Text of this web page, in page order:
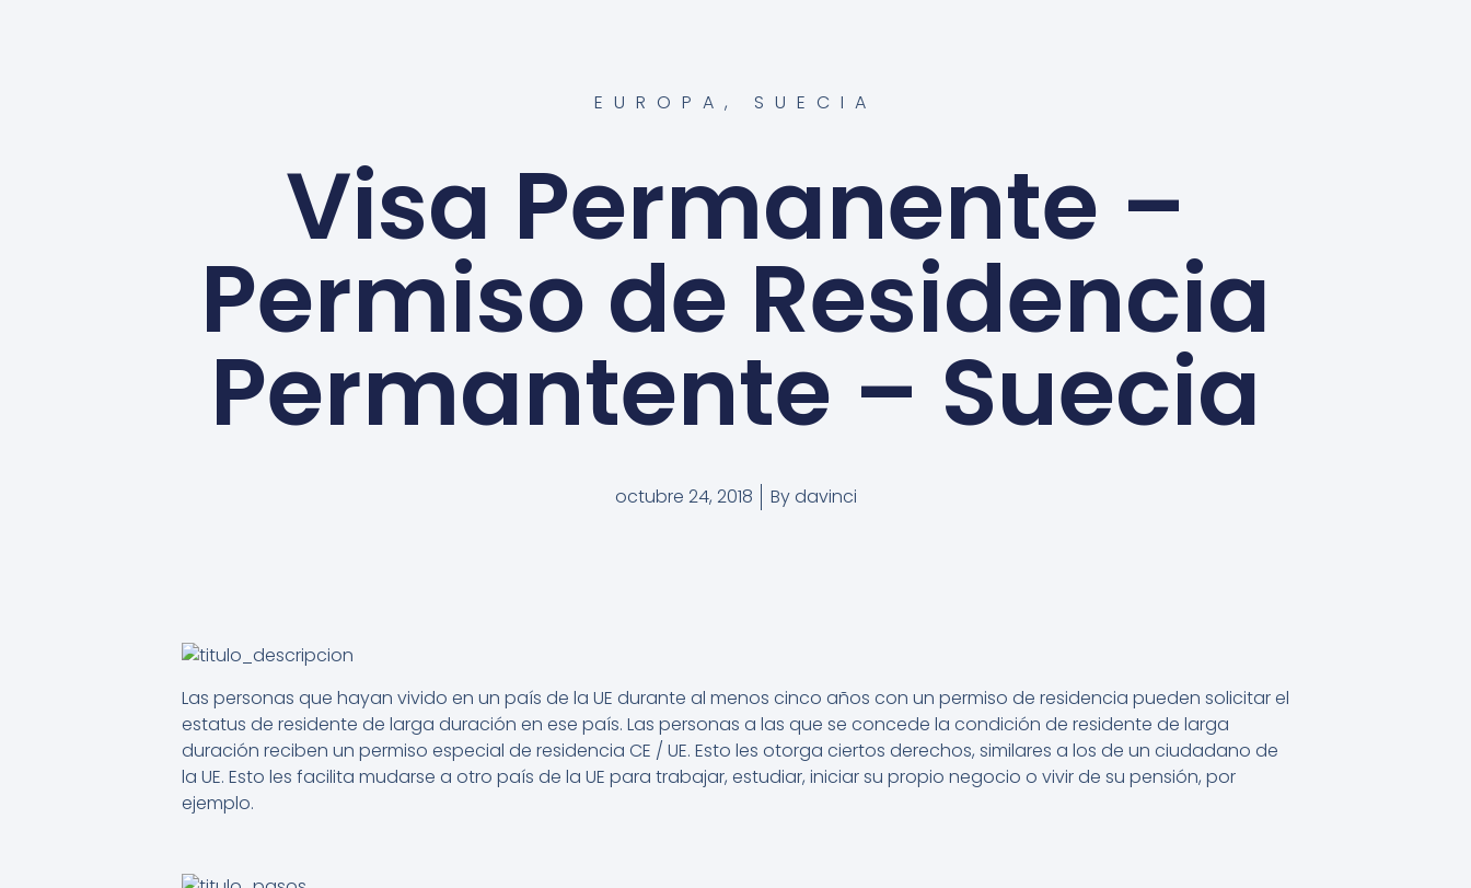
EUROPA , SUECIA
Visa Permanente –
Permiso de Residencia
Permantente – Suecia
octubre 24, 2018 Bydavinci
Las personas que hayan vivido en un país de la UE durante al menos cinco años con un permiso de residencia pueden solicitar el
estatus de residente de larga duración en ese país. Las personas a las que se concede la condición de residente de larga
duración reciben un permiso especial de residencia CE / UE. Esto les otorga ciertos derechos, similares a los de un ciudadano de
la UE. Esto les facilita mudarse a otro país de la UE para trabajar, estudiar, iniciar su propio negocio o vivir de su pensión, por
ejemplo.